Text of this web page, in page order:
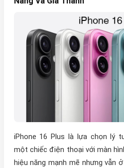
iPhone 16 Plus là lựa chọn lý
một chiếc điện thoại với màn
hiệu năng mạnh mẽ nhưng vẫn